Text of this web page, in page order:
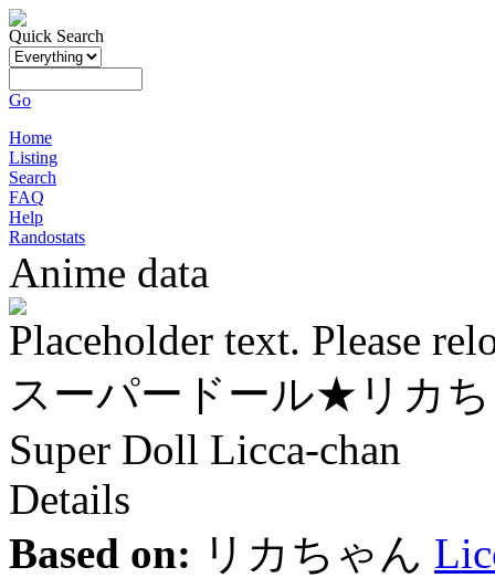
Quick Search
Go
Home
Listing
Search
FAQ
Help
Randostats
Anime data
Placeholder text. Please
スーパードール★リカ
Super Doll Licca-chan
Details
Based on: リカちゃん